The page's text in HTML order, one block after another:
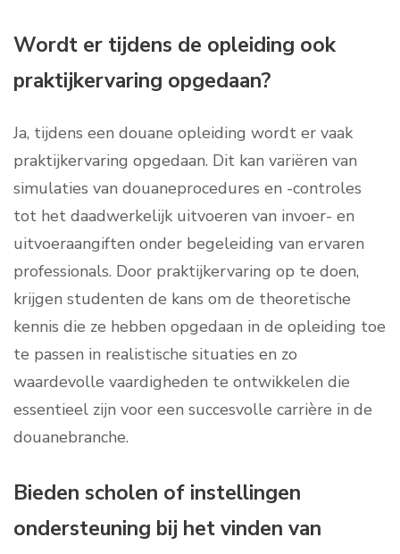
Wordt er tijdens de opleiding ook
praktijkervaring opgedaan?
Ja, tijdens een douane opleiding wordt er vaak
praktijkervaring opgedaan. Dit kan variëren van
simulaties van douaneprocedures en -controles
tot het daadwerkelijk uitvoeren van invoer- en
uitvoeraangiften onder begeleiding van ervaren
professionals. Door praktijkervaring op te doen,
krijgen studenten de kans om de theoretische
kennis die ze hebben opgedaan in de opleiding toe
te passen in realistische situaties en zo
waardevolle vaardigheden te ontwikkelen die
essentieel zijn voor een succesvolle carrière in de
douanebranche.
Bieden scholen of instellingen
ondersteuning bij het vinden van